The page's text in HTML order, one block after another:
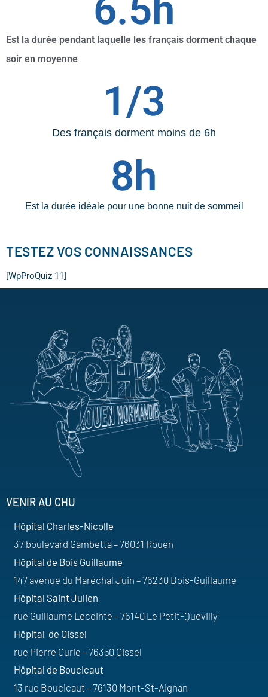
Est la durée pendant laquelle les français dorment chaque
soir en moyenne
6.5h
Des français dorment moins de 6h
1/3
Est la durée idéale pour une bonne nuit de sommeil
8h
TESTEZ VOS CONNAISSANCES
[WpProQuiz 11]
VENIR AU CHU
Hôpital Charles-Nicolle
37 boulevard Gambetta – 76031 Rouen
Hôpital de Bois Guillaume
147 avenue du Maréchal Juin – 76230 Bois-Guillaume
Hôpital Saint Julien
rue Guillaume Lecointe – 76140 Le Petit-Quevilly
Hôpital de Oissel
rue Pierre Curie – 76350 Oissel
Hôpital de Boucicaut
13 rue Boucicaut – 76130 Mont-St-Aignan